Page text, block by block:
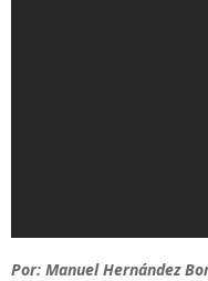
Por: Manuel Hernández